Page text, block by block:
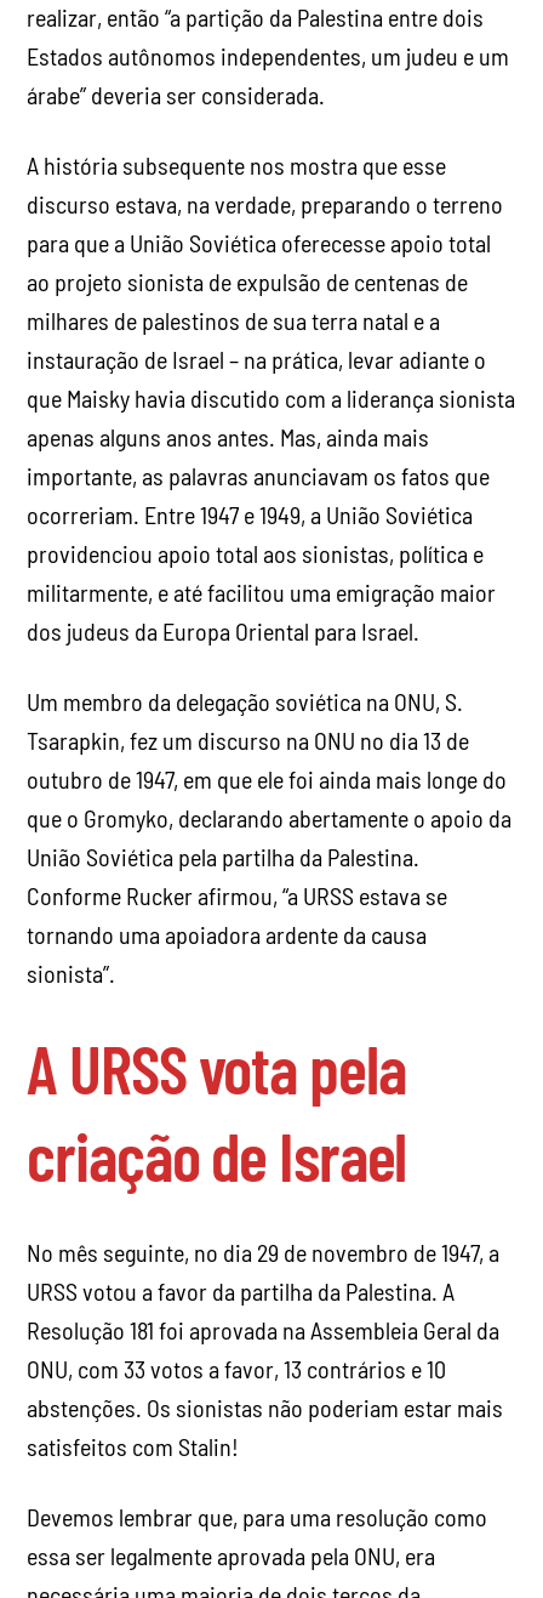
realizar, então “a partição da Palestina entre dois
Estados autônomos independentes, um judeu e um
árabe” deveria ser considerada.
A história subsequente nos mostra que esse
discurso estava, na verdade, preparando o terreno
para que a União Soviética oferecesse apoio total
ao projeto sionista de expulsão de centenas de
milhares de palestinos de sua terra natal e a
instauração de Israel – na prática, levar adiante o
que Maisky havia discutido com a liderança sionista
apenas alguns anos antes. Mas, ainda mais
importante, as palavras anunciavam os fatos que
ocorreriam. Entre 1947 e 1949, a União Soviética
providenciou apoio total aos sionistas, política e
militarmente, e até facilitou uma emigração maior
dos judeus da Europa Oriental para Israel.
Um membro da delegação soviética na ONU, S.
Tsarapkin, fez um discurso na ONU no dia 13 de
outubro de 1947, em que ele foi ainda mais longe do
que o Gromyko, declarando abertamente o apoio da
União Soviética pela partilha da Palestina.
Conforme Rucker afirmou, “a URSS estava se
tornando uma apoiadora ardente da causa
sionista”.
A URSS vota pela
criação de Israel
No mês seguinte, no dia 29 de novembro de 1947, a
URSS votou a favor da partilha da Palestina. A
Resolução 181 foi aprovada na Assembleia Geral da
ONU, com 33 votos a favor, 13 contrários e 10
abstenções. Os sionistas não poderiam estar mais
satisfeitos com Stalin!
Devemos lembrar que, para uma resolução como
essa ser legalmente aprovada pela ONU, era